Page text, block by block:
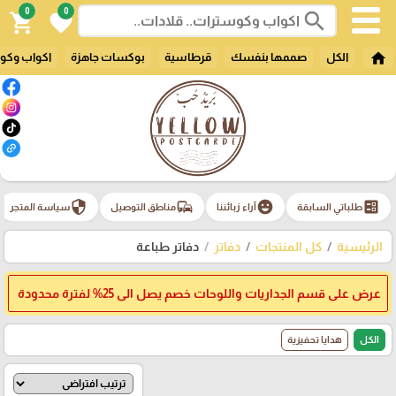
search
0
favorite
0
shopping_cart
home الكل صممها بنفسك قرطاسية بوكسات جاهزة اكواب
ballotطلباتي السابقة emoji_emotionsآراء زبائننا commuteمناطق التوصيل securityسياسة المتجر
الرئيسية كل المنتجات دفاتر دفاتر طباعة
عرض على قسم الجداريات واللوحات خصم يصل الى 25% لفترة محدودة
الكل هدايا تحفيزية